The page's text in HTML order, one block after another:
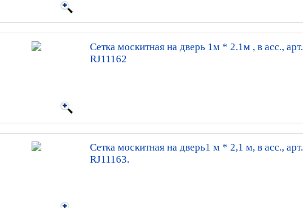
Сетка москитная на дверь 1м * 2.1м , в асс., арт.
RJ11162
Сетка москитная на дверь1 м * 2,1 м, в асс., арт.
RJ11163.